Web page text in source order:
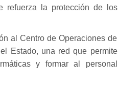
refuerza la protección de los
al Centro de Operaciones de
Estado, una red que permite
y formar al personal